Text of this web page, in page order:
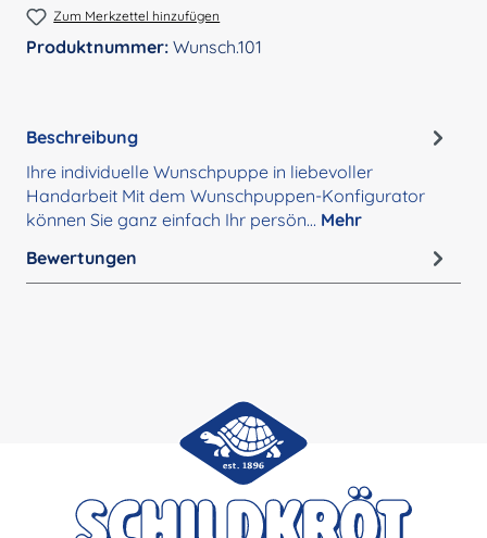
Zum Merkzettel hinzufügen
Produktnummer: Wunsch.101
Beschreibung
Ihre individuelle Wunschpuppe in liebevoller
Handarbeit Mit dem Wunschpuppen-Konfigurator
können Sie ganz einfach Ihr persön… Mehr
Bewertungen